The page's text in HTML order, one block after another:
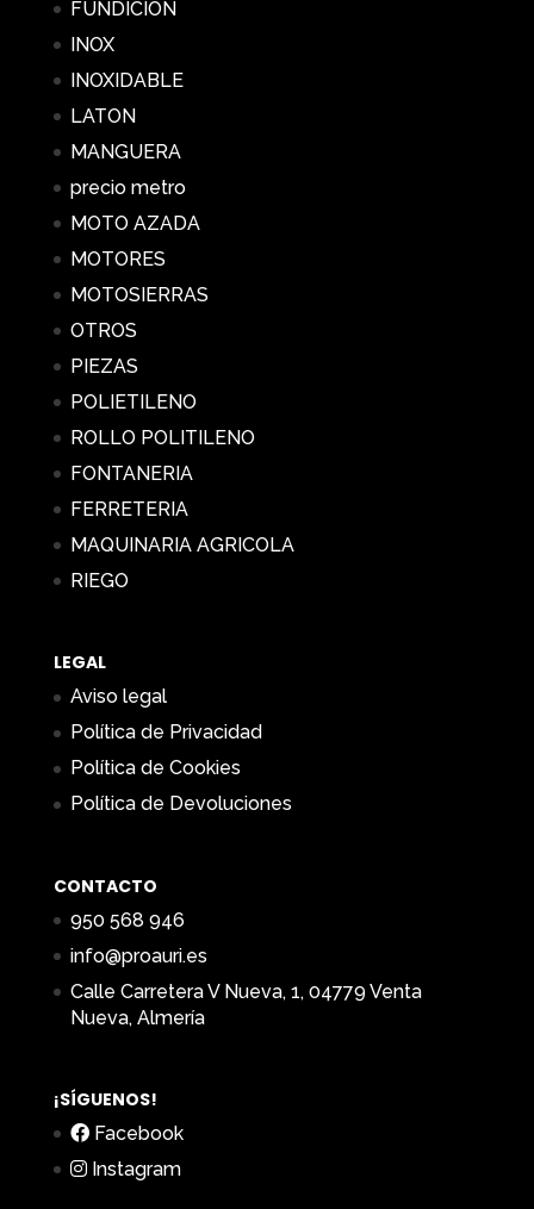
FUNDICION
INOX
INOXIDABLE
LATON
MANGUERA
precio metro
MOTO AZADA
MOTORES
MOTOSIERRAS
OTROS
PIEZAS
POLIETILENO
ROLLO POLITILENO
FONTANERIA
FERRETERIA
MAQUINARIA AGRICOLA
RIEGO
LEGAL
Aviso legal
Política de Privacidad
Política de Cookies
Política de Devoluciones
CONTACTO
950 568 946
info@proauri.es
Calle Carretera V Nueva, 1, 04779 Venta
Nueva, Almería
¡SÍGUENOS!
Facebook
Instagram